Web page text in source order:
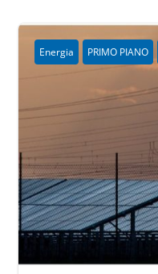
Energia PRIMO PIANO